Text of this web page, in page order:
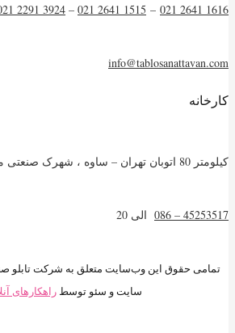
1616 2641 021
–
1515 2641 021
–
3924 2291 021
info@tablosanattavan.com
کارخانه
کیلومتر 80 اتوبان تهران – ساوه ، شهرک صنعتی مامونیه ، خیابان سیزدهم
45253517 – 086 الی 20
تمامی حقوق این وب‌سایت متعلق به شرکت تابلو
سایت و سئو توسط راهکارهای